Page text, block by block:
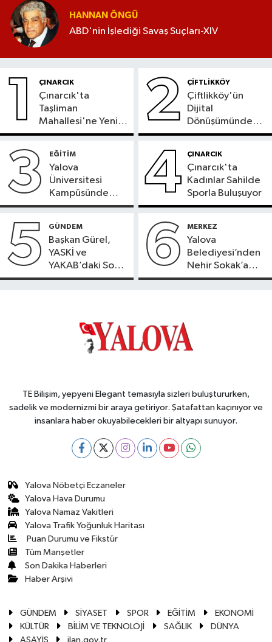
HANNAN ÖNGÜ
ABD'nin İşlediği Savaş Suçları-XIV
1 ÇINARCIK
Çınarcık'ta
Taşliman
Mahallesi'ne Yeni
Ortak ATM
2 ÇİFTLİKKÖY
Çiftlikköy'ün
Dijital
Dönüşümünde
Yeni Dönem
3 EĞİTİM
Yalova
Üniversitesi
Kampüsünde
Doğaya Sülün
4 ÇINARCIK
Çınarcık'ta
Kadınlar Sahilde
Sporla Buluşuyor
5 GÜNDEM
Başkan Gürel,
YASKİ ve
YAKAB’daki Son
Durumu Açıkladı
6 MERKEZ
Yalova
Belediyesi’nden
Nehir Sokak’a
Konforlu Dokunuş
TE Bilişim, yepyeni Elegant temasıyla sizleri buluştururken,
sadelik ve modernizmi bir araya getiriyor. Şatafattan kaçınıyor ve
insanlara haber okuyabilecekleri bir altyapı sunuyor.
Yalova Nöbetçi Eczaneler
Yalova Hava Durumu
Yalova Namaz Vakitleri
Yalova Trafik Yoğunluk Haritası
Puan Durumu ve Fikstür
Tüm Manşetler
Son Dakika Haberleri
Haber Arşivi
GÜNDEM SİYASET SPOR EĞİTİM
EKONOMİ
KÜLTÜR
BİLİM VE TEKNOLOJİ SAĞLIK
DÜNYA
ASAYİŞ
ilan.gov.tr